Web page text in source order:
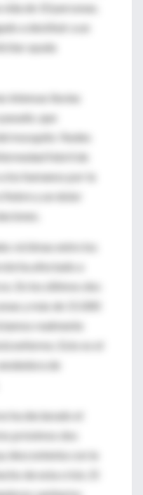
de 10 personas.
a destituir a un
ayuda
intensas lluvias
que
mosquito 'Aedes
febril de
humanos por la
y un dolor
víctimas entre los
ha afectado a
En los últimos dos
y más de 15.000
realmente
enfermo. Esto es el
de
ha declarado el
próximos dos
descontenta con la
de esta crisis. El